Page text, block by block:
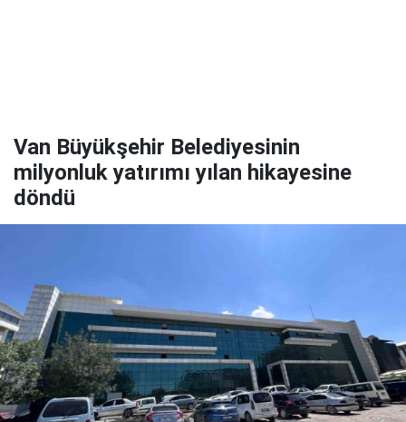
Van Büyükşehir Belediyesinin
milyonluk yatırımı yılan hikayesine
döndü